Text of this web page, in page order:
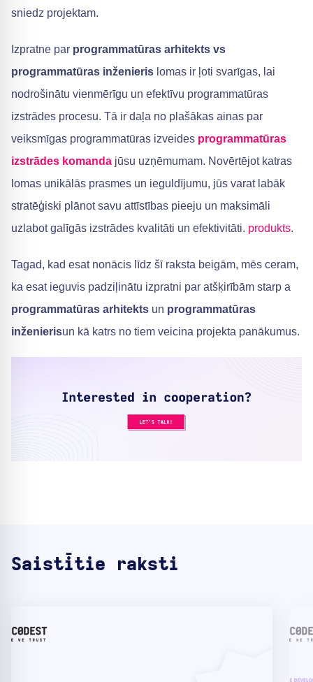
sniedz projektam.
Izpratne par programmatūras arhitekts vs
programmatūras inženieris lomas ir ļoti svarīgas, lai
nodrošinātu vienmērīgu un efektīvu programmatūras
izstrādes procesu. Tā ir daļa no plašākas ainas par
veiksmīgas programmatūras izveides programmatūras
izstrādes komanda jūsu uzņēmumam. Novērtējot katras
lomas unikālās prasmes un ieguldījumu, jūs varat labāk
stratēģiski plānot savu attīstības pieeju un maksimāli
uzlabot galīgās izstrādes kvalitāti un efektivitāti. produkts.
Tagad, kad esat nonācis līdz šī raksta beigām, mēs ceram,
ka esat ieguvis padziļinātu izpratni par atšķirībām starp a
programmatūras arhitekts un programmatūras
inženierisun kā katrs no tiem veicina projekta panākumus.
Saistītie raksti